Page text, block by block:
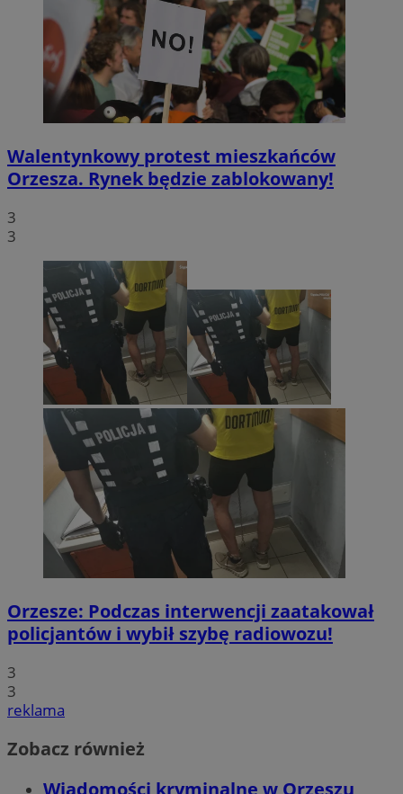
Walentynkowy protest mieszkańców
Orzesza. Rynek będzie zablokowany!
3
3
Orzesze: Podczas interwencji zaatakował
policjantów i wybił szybę radiowozu!
3
3
reklama
Zobacz również